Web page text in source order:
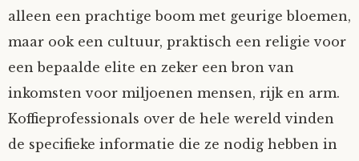
alleen een prachtige boom met geurige bloemen,
maar ook een cultuur, praktisch een religie voor
een bepaalde elite en zeker een bron van
inkomsten voor miljoenen mensen, rijk en arm.
Koffieprofessionals over de hele wereld vinden
de specifieke informatie die ze nodig hebben in